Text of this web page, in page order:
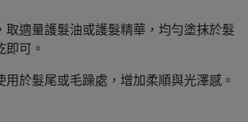
取適量護髮油或護髮精華，均勻塗抹於髮
即可。
用於髮尾或毛躁處，增加柔順與光澤感。